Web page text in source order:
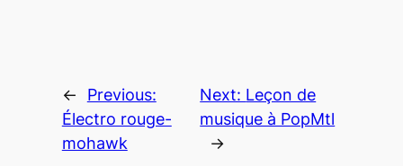
←
Previous:
Électro rouge-
mohawk
Next: Leçon de
musique à PopMtl
→